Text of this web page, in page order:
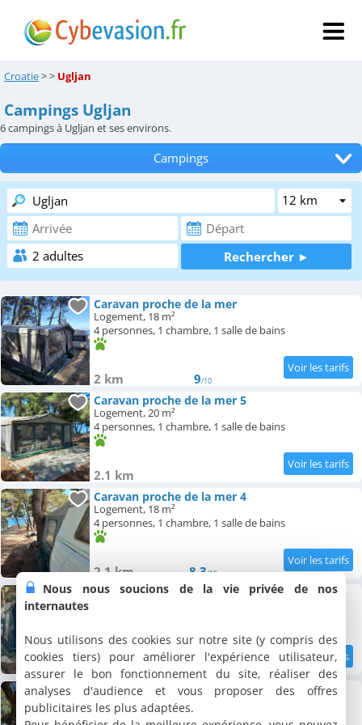
Croatie>> Ugljan
Campings Ugljan
6campings à Ugljan et ses environs.
Campings
Tous les hébergements
Hôtels
Chambres d'hôtes
Appartements
Caravan proche de la mer
Logement, 18 m²
4 personnes, 1 chambre, 1 salle de bains
2 km 9/10
Caravan proche de la mer 5
Logement, 20 m²
4 personnes, 1 chambre, 1 salle de bains
2.1 km
Caravan proche de la mer 4
Logement, 18 m²
4 personnes, 1 chambre, 1 salle de bains
2.1 km 8.3/10
Caravan proche de la mer 6
2.1 km 9.2/10
Caravan proche de la mer 2
Logement, 18 m²
4 personnes, 1 chambre, 1 salle de bains
Nous nous soucions de la vie privée de nos
internautes
Nous utilisons des cookies sur notre site (y compris des
cookies tiers) pour améliorer l'expérience utilisateur,
assurer le bon fonctionnement du site, réaliser des
analyses d'audience et vous proposer des offres
publicitaires les plus adaptées.